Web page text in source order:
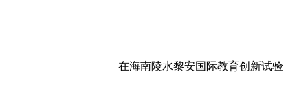
在海南陵水黎安国际教育创新试验